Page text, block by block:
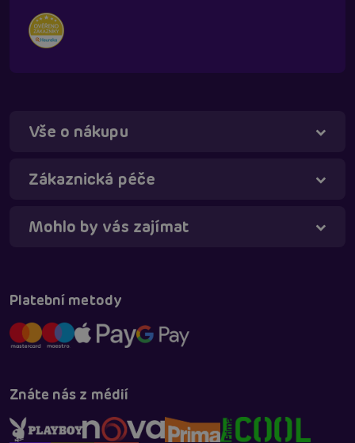
Vše o nákupu
Zákaznická péče
Mohlo by vás zajímat
Platební metody
Znáte nás z médií
Táňa - virtuální asistentka